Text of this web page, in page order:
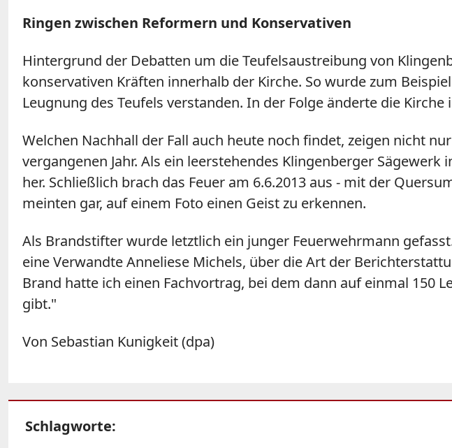
Ringen zwischen Reformern und Konservativen
Hintergrund der Debatten um die Teufelsaustreibung von
konservativen Kräften innerhalb der Kirche. So wurde zum
Leugnung des Teufels verstanden. In der Folge änderte die Kirche
Welchen Nachhall der Fall auch heute noch findet, zeigen nicht
vergangenen Jahr. Als ein leerstehendes Klingenberger
her. Schließlich brach das Feuer am 6.6.2013 aus - mit der
meinten gar, auf einem Foto einen Geist zu erkennen.
Als Brandstifter wurde letztlich ein junger Feuerwehrmann
eine Verwandte Anneliese Michels, über die Art der
Brand hatte ich einen Fachvortrag, bei dem dann auf einmal 150
gibt."
Von Sebastian Kunigkeit (dpa)
Schlagworte: